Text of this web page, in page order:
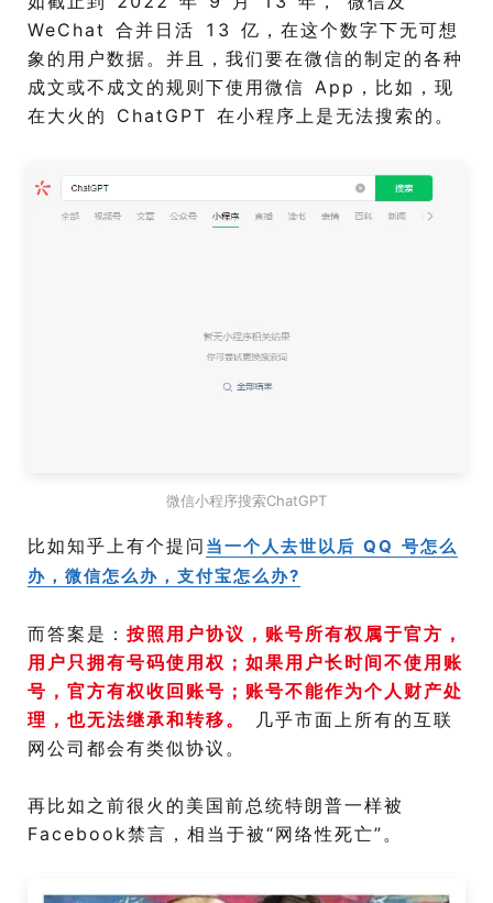
WeChat 合并日活 13 亿，在这个数字下无可想
象的用户数据。并且，我们要在微信的制定的各种
成文或不成文的规则下使用微信 App，比如，现
在大火的 ChatGPT 在小程序上是无法搜索的。
微信小程序搜索ChatGPT
比如知乎上有个提问 当一个人去世以后 QQ 号怎么
办，微信怎么办，支付宝怎么办?
而答案是： 按照用户协议，账号所有权属于官方，
用户只拥有号码使用权；如果用户长时间不使用账
号，官方有权收回账号；账号不能作为个人财产处
理，也无法继承和转移。
几乎市面上所有的互联
网公司都会有类似协议。
再比如之前很火的美国前总统特朗普一样被
Facebook禁言，相当于被“网络性死亡”。